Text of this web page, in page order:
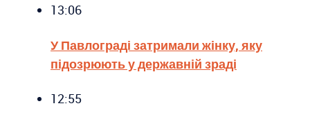
13:06
У Павлограді затримали жінку, яку
підозрюють у державній зраді
12:55